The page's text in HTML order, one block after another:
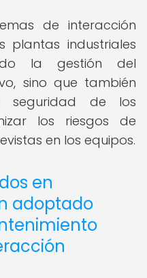
de interacción
plantas industriales
la gestión del
sino que también
de los
los riesgos de
en los equipos.
en
adoptado